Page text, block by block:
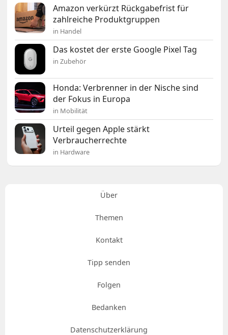
Amazon verkürzt Rückgabefrist für
zahlreiche Produktgruppen
in Handel
Das kostet der erste Google Pixel Tag
in Zubehör
Honda: Verbrenner in der Nische sind
der Fokus in Europa
in Mobilität
Urteil gegen Apple stärkt
Verbraucherrechte
in Hardware
Über
Themen
Kontakt
Tipp senden
Folgen
Bedanken
Datenschutzerklärung